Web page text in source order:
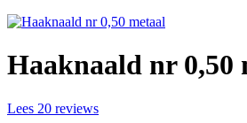
Haaknaald nr 0,50
Lees 20 reviews